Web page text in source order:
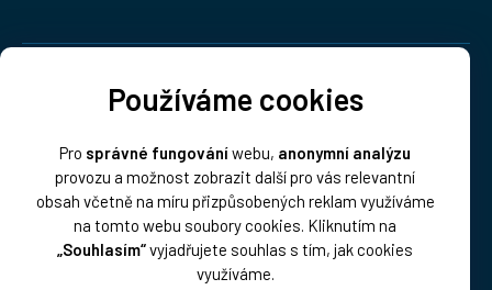
Používáme cookies
Pro správné fungováníwebu, anonymní analýzu
provozu a možnost zobrazit další pro vás relevantní
obsah včetně na míru přizpůsobených reklam využíváme
na tomto webu soubory cookies. Kliknutím na
„Souhlasím“vyjadřujete souhlas s tím, jak cookies
využíváme.
Platba: